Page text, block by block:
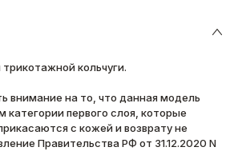
кольчуги.
внимание на то, что данная модель
категории первого слоя, которые
с кожей и возврату не
Правительства РФ от 31.12.2020 N